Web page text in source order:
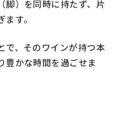
脚）を同時に持たず、片
す。
で、そのワインが持つ本
豊かな時間を過ごせま